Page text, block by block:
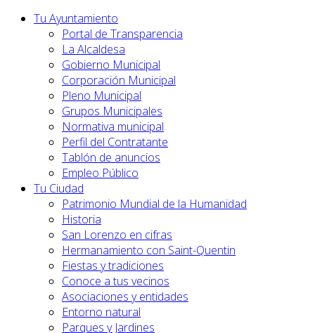
Tu Ayuntamiento
Portal de Transparencia
La Alcaldesa
Gobierno Municipal
Corporación Municipal
Pleno Municipal
Grupos Municipales
Normativa municipal
Perfil del Contratante
Tablón de anuncios
Empleo Público
Tu Ciudad
Patrimonio Mundial de la Humanidad
Historia
San Lorenzo en cifras
Hermanamiento con Saint-Quentin
Fiestas y tradiciones
Conoce a tus vecinos
Asociaciones y entidades
Entorno natural
Parques y Jardines